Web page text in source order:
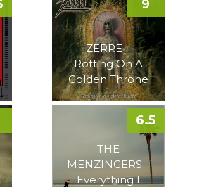
ZERRE –
Rotting On A
Golden Throne
9
THE
MENZINGERS –
Everything I
6.5